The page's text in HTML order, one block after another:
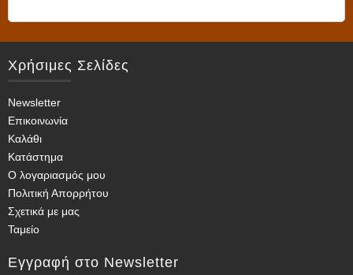
Χρήσιμες Σελίδες
Newsletter
Επικοινωνία
Καλάθι
Κατάστημα
Ο λογαριασμός μου
Πολιτική Απορρήτου
Σχετικά με μας
Ταμείο
Εγγραφή στο Newsletter